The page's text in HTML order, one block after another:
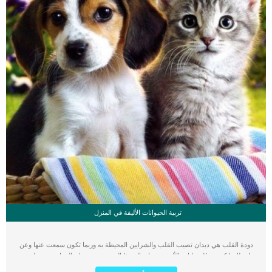
تربية الحيوانات الأليفة في المنزل
دودة القلب هي ديدان تصيب القلب والشرايين المحيطة به وربما تكون سمعت عنها وعن
اخطارها كمربي للحيوانات الأليفة. يتم انتقال هذا المرض من حيوان إلي اخر عن طريق
الحشرات التي تقوم بعض الحيوان المصاب ثم تنتقل لحيوان سليم وتقوم بعضة فتنقل له